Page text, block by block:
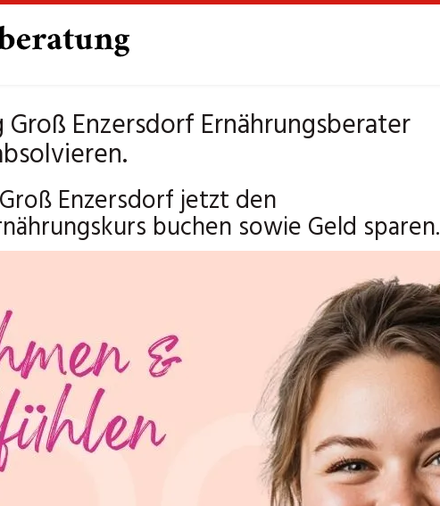
Enzersdorf Ernährungsberater
Enzersdorf jetzt den
buchen sowie Geld sparen.